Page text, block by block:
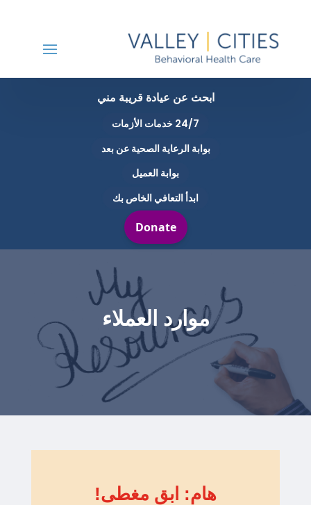
ابحث عن عيادة قريبة مني
24/7 خدمات الأزمات
بوابة الرعاية الصحية عن بعد
بوابة العميل
ابدأ التعافي الخاص بك
موارد العملاء
هام: ابق مغطى!